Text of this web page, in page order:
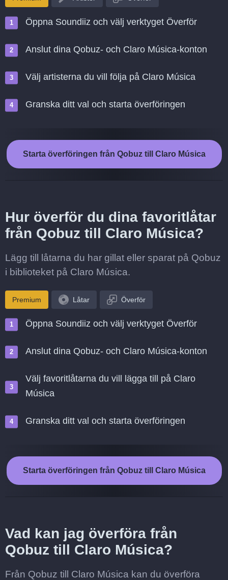
Öppna Soundiiz och välj verktyget Överför
Anslut dina Qobuz- och Claro Música-konton
Välj artisterna du vill följa på Claro Música
Granska ditt val och starta överföringen
Starta överföringen från Qobuz till Claro Música
Hur överför du dina favoritlåtar
från Qobuz till Claro Música?
Lägg till låtarna du har gillat eller sparat på Qobuz
i biblioteket på Claro Música.
Premium Låtar Överför
Öppna Soundiiz och välj verktyget Överför
Anslut dina Qobuz- och Claro Música-konton
Välj favoritlåtarna du vill lägga till på Claro
Música
Granska ditt val och starta överföringen
Starta överföringen från Qobuz till Claro Música
Vad kan jag överföra från
Qobuz till Claro Música?
Från Qobuz till Claro Música kan du överföra